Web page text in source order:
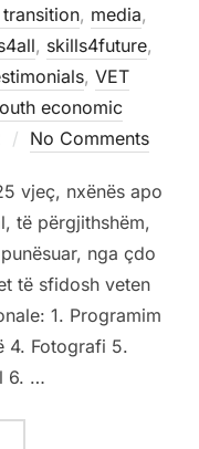
, media,
, skills4future,
, VET
economic
No Comments
vjeç, nxënës apo
të përgjithshëm,
nga çdo
të sfidosh veten
1. Programim
4. Fotografi 5.
6. …